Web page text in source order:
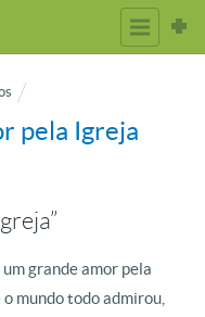
pela Igreja
grande amor pela
mundo todo admirou,